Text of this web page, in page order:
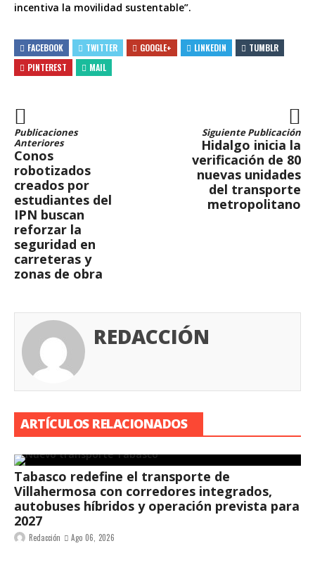
incentiva la movilidad sustentable”.
FACEBOOK TWITTER GOOGLE+ LINKEDIN
TUMBLR
PINTEREST
MAIL
Publicaciones
Anteriores
Conos
robotizados
creados por
estudiantes del
IPN buscan
reforzar la
seguridad en
carreteras y
zonas de obra
Siguiente Publicación
Hidalgo inicia la
verificación de 80
nuevas unidades
del transporte
metropolitano
REDACCIÓN
ARTÍCULOS RELACIONADOS
Tabasco redefine el transporte de
Villahermosa con corredores integrados,
autobuses híbridos y operación prevista para
2027
Redacción Ago 06, 2026